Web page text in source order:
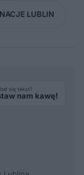
LUBLIN
się tekst?
nam kawę!